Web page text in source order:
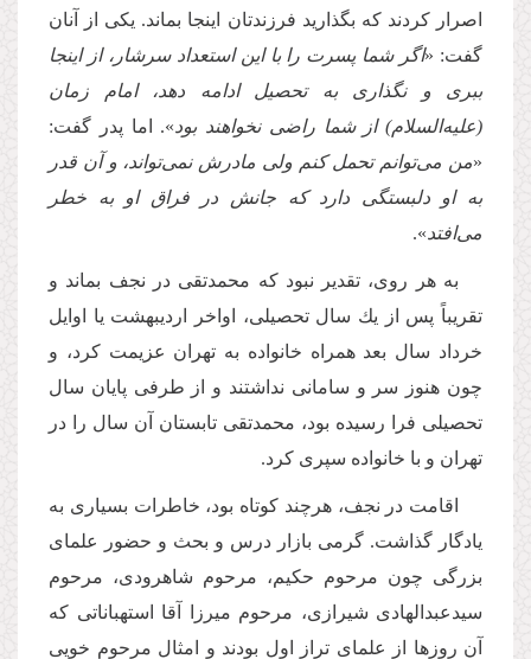
اصرار كردند كه بگذارید فرزندتان اینجا بماند. یكى از آنان
گفت: «اگر شما پسرت را با این استعداد سرشار، از اینجا
ببرى و نگذارى به تحصیل ادامه دهد، امام زمان
(علیه‌السلام) از شما راضى نخواهند بود». اما پدر گفت:
«من مى‌توانم تحمل كنم ولى مادرش نمى‌تواند، و آن قدر
به او دلبستگى دارد كه جانش در فراق او به خطر
مى‌افتد».
به هر روى، تقدیر نبود كه محمدتقى در نجف بماند و
تقریباً پس از یك سال تحصیلى، اواخر اردیبهشت یا اوایل
خرداد سال بعد همراه خانواده به تهران عزیمت كرد، و
چون هنوز سر و سامانى نداشتند و از طرفى پایان سال
تحصیلى فرا رسیده بود، محمدتقى تابستان آن سال را در
تهران و با خانواده سپرى كرد.
اقامت در نجف، هرچند كوتاه بود، خاطرات بسیارى به
یادگار گذاشت. گرمى بازار درس و بحث و حضور علماى
بزرگى چون مرحوم حكیم، مرحوم شاهرودى، مرحوم
سیدعبدالهادى شیرازى، مرحوم میرزا آقا استهباناتى كه
آن روزها از علماى تراز اول بودند و امثال مرحوم خویى